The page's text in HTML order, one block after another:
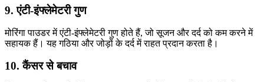
9. एंटी-इंफ्लेमेटरी गुण
मोरिंगा पाउडर में एंटी-इंफ्लेमेटरी गुण होते हैं, जो सूजन और दर्द को कम करने में
सहायक हैं। यह गठिया और जोड़ों के दर्द में राहत प्रदान करता है।
10. कैंसर से बचाव